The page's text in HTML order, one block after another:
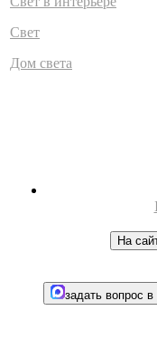
Свет
Дом света
На
задать вопрос в